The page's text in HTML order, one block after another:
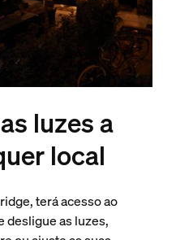
luzes a
local
terá acesso ao
desligue as luzes,